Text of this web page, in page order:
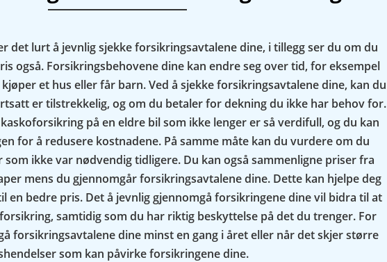
det lurt å jevnlig sjekke forsikringsavtalene dine, i tillegg ser du om du
også. Forsikringsbehovene dine kan endre seg over tid, for eksempel
et hus eller får barn. Ved å sjekke forsikringsavtalene dine, kan du
er tilstrekkelig, og om du betaler for dekning du ikke har behov for.
på en eldre bil som ikke lenger er så verdifull, og du kan
for å redusere kostnadene. På samme måte kan du vurdere om du
ikke var nødvendig tidligere. Du kan også sammenligne priser fra
mens du gjennomgår forsikringsavtalene dine. Dette kan hjelpe deg
en bedre pris. Det å jevnlig gjennomgå forsikringene dine vil bidra til at
samtidig som du har riktig beskyttelse på det du trenger. For
forsikringsavtalene dine minst en gang i året eller når det skjer større
som kan påvirke forsikringene dine.